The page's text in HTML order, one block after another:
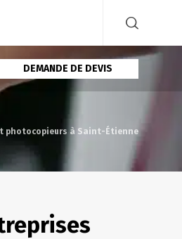
DEMANDE DE DEVIS
photocopieurs à Saint-Étienne